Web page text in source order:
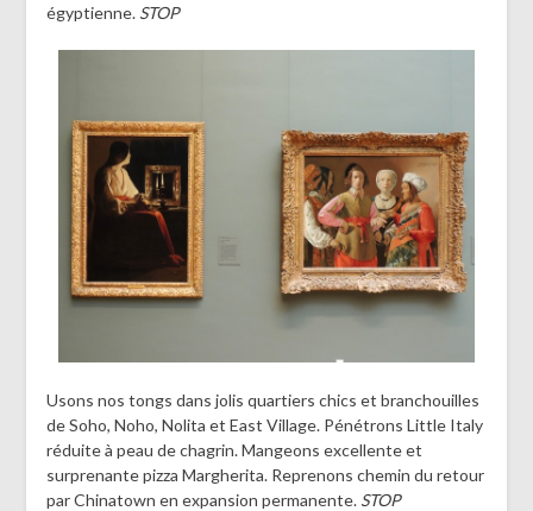
égyptienne. STOP
Usons nos tongs dans jolis quartiers chics et branchouilles
de Soho, Noho, Nolita et East Village. Pénétrons Little Italy
réduite à peau de chagrin. Mangeons excellente et
surprenante pizza Margherita. Reprenons chemin du retour
par Chinatown en expansion permanente. STOP